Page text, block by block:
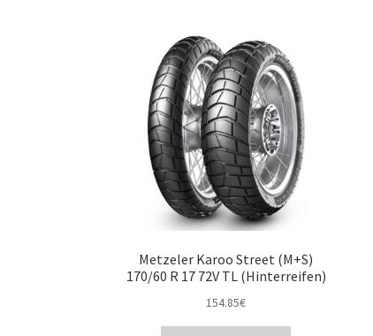
Metzeler Karoo Street (M+S)
170/60 R 17 72V TL (Hinterreifen)
154.85€